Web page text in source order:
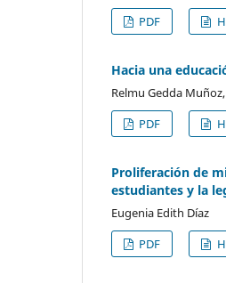
PDF
Hacia una
Relmu Gedda
PDF
Proliferación de
estudiantes y la
Eugenia Edith Díaz
PDF